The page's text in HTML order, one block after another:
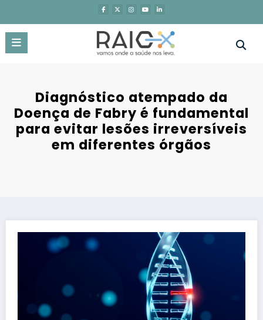
o
conteúdo
Diagnóstico atempado da
Doença de Fabry é fundamental
para evitar lesões irreversíveis
em diferentes órgãos